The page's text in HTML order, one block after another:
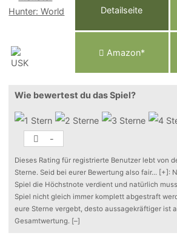
Detailseite
Amazon*
Wie bewertest du das Spiel?
-
Dieses Rating für registrierte Benutzer lebt von
Sterne. Seid bei eurer Bewertung also fair... [+]:
Spiel die Höchstnote verdient und natürlich
Spiel nicht gleich immer komplett abgestraft
eure Sterne vergebt, desto aussagekräftiger ist
Gesamtwertung. [–]